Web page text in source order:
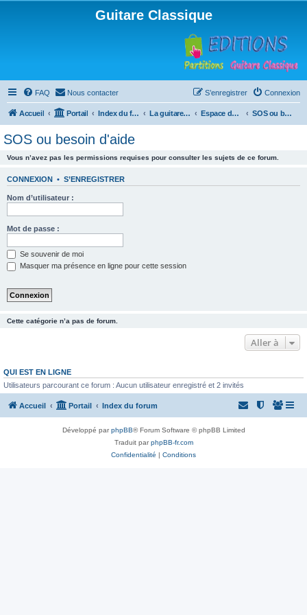
Guitare Classique
FAQ Nous contacter Connexion
S’enregistrer
Accueil Portail Index du forum La guitare : instrument, cours et théorie Espace débutants SOS ou besoin d'aide
SOS ou besoin d'aide
Vous n’avez pas les permissions requises pour consulter les sujets de ce forum.
CONNEXION • S’ENREGISTRER
Nom d’utilisateur :
Mot de passe :
Se souvenir de moi
Masquer ma présence en ligne pour cette session
Cette catégorie n’a pas de forum.
Aller à
QUI EST EN LIGNE
Utilisateurs parcourant ce forum : Aucun utilisateur enregistré et 2 invités
Accueil Portail Index du forum
Développé parphpBB® Forum Software © phpBB Limited
Traduit parphpBB-fr.com
Confidentialité | Conditions